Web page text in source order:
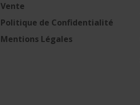
Vente
Politique de Confidentialité
Mentions Légales